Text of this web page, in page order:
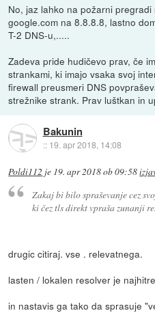
No, jaz lahko na požarni
google.com na 8.8.8.8, lastno
T-2 DNS-u,.....
Zadeva pride hudičevo prav, če
strankami, ki imajo vsaka svoj
firewall preusmeri DNS
strežnike strank. Prav luštkan in
Bakunin
:: 19. apr 2018, 14:08
Poldi112 je 19. apr 2018 ob 09:58
Zakaj bi bilo spraševanje cez
ki čez tls direkt vpraša zunanji
drugic citiraj. vse . relevatnega.
lasten / lokalen resolver je
in nastavis ga tako da sprasuje